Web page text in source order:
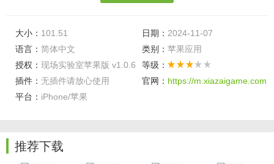
2、MINI LIVE SHOW +你一定想知道的幕后故事 +高能互动
游戏。
1、支持在线进行线下游戏场地的预订，通过软件丰富自己的
娱乐生活。
2、更新更全更好看，演出信息抢先公布;一键多渠道分享，
软件测评
大小： 101.51 日期： 2024-11-07
语言： 简体中文 类别： 苹果应用
授权： 现场实验室苹果版 v1.0.6
等级：
插件： 无插件请放心使用 官网： https://m.xiazaigame.com
平台： iPhone/苹果
推荐下载